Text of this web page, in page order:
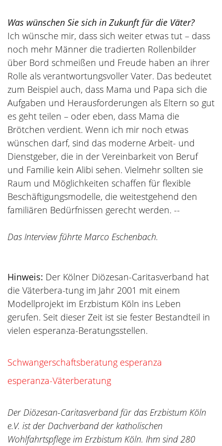
Was wünschen Sie sich in Zukunft für die Väter?
Ich wünsche mir, dass sich weiter etwas tut – dass
noch mehr Männer die tradierten Rollenbilder
über Bord schmeißen und Freude haben an ihrer
Rolle als verantwortungsvoller Vater. Das bedeutet
zum Beispiel auch, dass Mama und Papa sich die
Aufgaben und Herausforderungen als Eltern so gut
es geht teilen – oder eben, dass Mama die
Brötchen verdient. Wenn ich mir noch etwas
wünschen darf, sind das moderne Arbeit- und
Dienstgeber, die in der Vereinbarkeit von Beruf
und Familie kein Alibi sehen. Vielmehr sollten sie
Raum und Möglichkeiten schaffen für flexible
Beschäftigungsmodelle, die weitestgehend den
familiären Bedürfnissen gerecht werden. --
Das Interview führte Marco Eschenbach.
Hinweis: Der Kölner Diözesan-Caritasverband hat
die Väterbera-tung im Jahr 2001 mit einem
Modellprojekt im Erzbistum Köln ins Leben
gerufen. Seit dieser Zeit ist sie fester Bestandteil in
vielen esperanza-Beratungsstellen.
Schwangerschaftsberatung esperanza
esperanza-Väterberatung
Der Diözesan-Caritasverband für das Erzbistum Köln
e.V. ist der Dachverband der katholischen
Wohlfahrtspflege im Erzbistum Köln. Ihm sind 280